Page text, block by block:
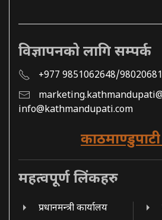
विज्ञापनको लागि सम्पर्क
+977 9851062648/
info@kathmandupati.com
महत्वपूर्ण लिंकहरु
प्रधानमन्त्री कार्यालय